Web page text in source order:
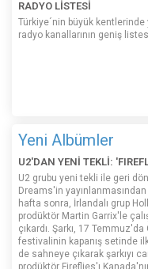
RADYO LİSTESİ
Türkiye´nin büyük kentlerinde
radyo kanallarının geniş
Yeni Albümler
U2'DAN YENİ TEKLİ:
U2 grubu yeni tekli ile geri
Dreams'in
hafta sonra, İrlandalı grup
prodüktör Martin Garrix'le
çıkardı. Şarkı, 17
festivalinin kapanış setinde
de sahneye çıkarak şarkıyı
prodüktör Fireflies'ı